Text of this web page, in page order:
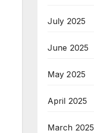
July 2025
June 2025
May 2025
April 2025
March 2025